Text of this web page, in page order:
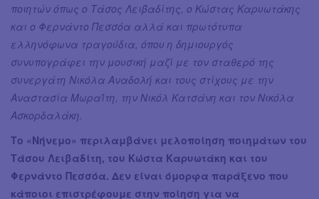
ποιητών όπως ο Τάσος Λειβαδίτης, ο Κώστας Καρυωτάκης
και ο Φερνάντο Πεσσόα αλλά και πρωτότυπα
ελληνόφωνα τραγούδια, όπου η δημιουργός
συνυπογράφει την μουσική μαζί με τον σταθερό της
συνεργάτη Νικόλα Αναδολή και τους στίχους με την
Αναστασία Μωραΐτη, την Νικόλ Κατσάνη και τον Νικόλα
Ασκορδαλάκη.
Το «Νήνεμο» περιλαμβάνει μελοποίηση ποιημάτων του
Τάσου Λειβαδίτη, του Κώστα Καρυωτάκη και του
Φερνάντο Πεσσόα. Δεν είναι όμορφα παράξενο που
κάποιοι επιστρέφουμε στην ποίηση για να